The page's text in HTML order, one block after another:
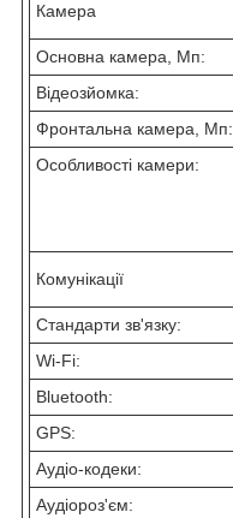
Камера
Основна камера, Мп:
Відеозйомка:
Фронтальна камера, Мп:
Особливості камери:
Комунікації
Стандарти зв'язку:
Wi-Fi:
Bluetooth:
GPS:
Аудіо-кодеки:
Аудіороз'єм: